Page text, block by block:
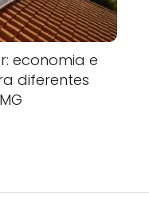
economia e
diferentes